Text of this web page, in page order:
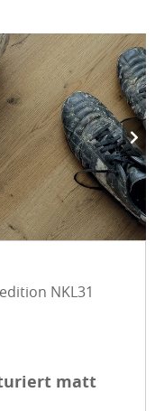
NKL31
matt